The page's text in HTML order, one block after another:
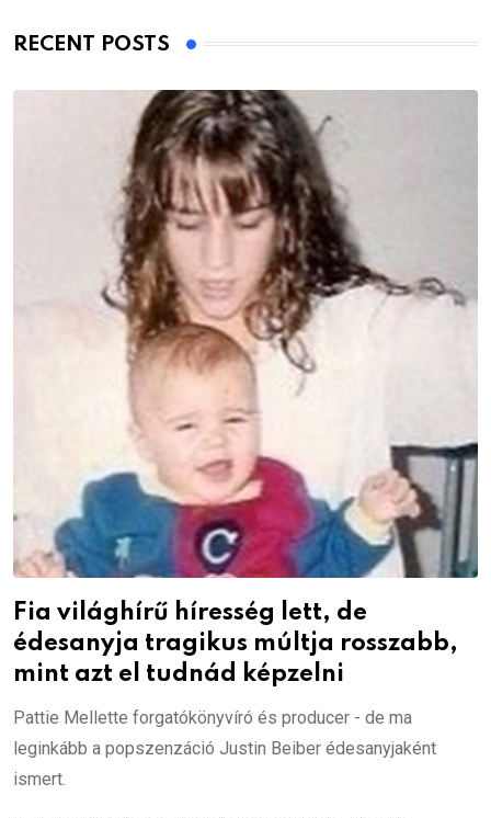
RECENT POSTS
Fia világhírű híresség lett, de
édesanyja tragikus múltja rosszabb,
mint azt el tudnád képzelni
Pattie Mellette forgatókönyvíró és producer - de ma
leginkább a popszenzáció Justin Beiber édesanyjaként
ismert.